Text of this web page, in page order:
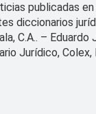
publicadas
diccionarios
C.A.. –
Jurídico, Colex,